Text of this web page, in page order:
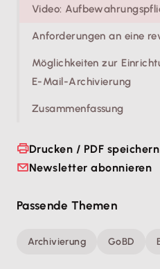
Video:
Anforderungen an eine
Möglichkeiten zur
E-Mail-Archivierung
Zusammenfassung
Drucken / PDF speichern
Newsletter abonnieren
Passende Themen
Archivierung GoBD